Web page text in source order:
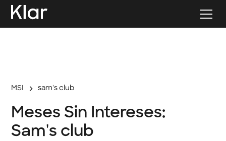
MSI sam's club
Meses Sin Intereses:
Sam's club